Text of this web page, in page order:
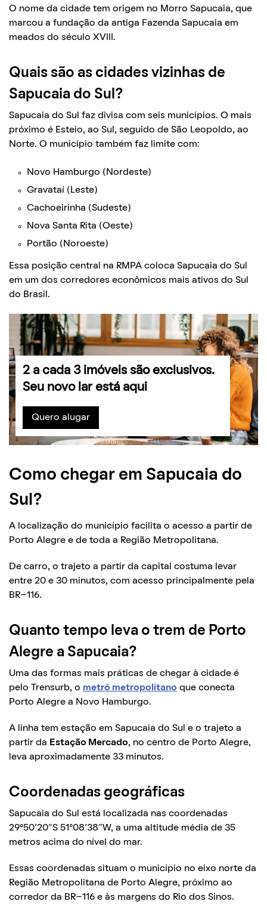
O nome da cidade tem origem no Morro Sapucaia, que
marcou a fundação da antiga Fazenda Sapucaia em
meados do século XVIII.
Quais são as cidades vizinhas de
Sapucaia do Sul?
Sapucaia do Sul faz divisa com seis municípios. O mais
próximo é Esteio, ao Sul, seguido de São Leopoldo, ao
Norte. O município também faz limite com:
Novo Hamburgo (Nordeste)
Gravataí (Leste)
Cachoeirinha (Sudeste)
Nova Santa Rita (Oeste)
Portão (Noroeste)
Essa posição central na RMPA coloca Sapucaia do Sul
em um dos corredores econômicos mais ativos do Sul
do Brasil.
2 a cada 3 imóveis são exclusivos.
Seu novo lar está aqui
Quero alugar
Como chegar em Sapucaia do
Sul?
A localização do município facilita o acesso a partir de
Porto Alegre e de toda a Região Metropolitana.
De carro, o trajeto a partir da capital costuma levar
entre 20 e 30 minutos, com acesso principalmente pela
BR-116.
Quanto tempo leva o trem de Porto
Alegre a Sapucaia?
Uma das formas mais práticas de chegar à cidade é
pelo Trensurb, o metrô metropolitano que conecta
Porto Alegre a Novo Hamburgo.
A linha tem estação em Sapucaia do Sul e o trajeto a
partir da Estação Mercado, no centro de Porto Alegre,
leva aproximadamente 33 minutos.
Coordenadas geográficas
Sapucaia do Sul está localizada nas coordenadas
29°50′20″S 51°08′38″W, a uma altitude média de 35
metros acima do nível do mar.
Essas coordenadas situam o município no eixo norte da
Região Metropolitana de Porto Alegre, próximo ao
corredor da BR-116 e às margens do Rio dos Sinos.